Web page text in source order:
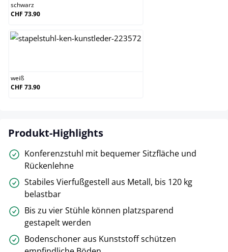
schwarz
CHF 73.90
weiß
CHF 73.90
Produkt-Highlights
Konferenzstuhl mit bequemer Sitzfläche und
Rückenlehne
Stabiles Vierfußgestell aus Metall, bis 120 kg
belastbar
Bis zu vier Stühle können platzsparend
gestapelt werden
Bodenschoner aus Kunststoff schützen